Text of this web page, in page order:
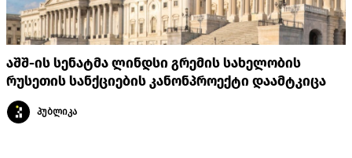
აშშ-ის სენატმა ლინდსი გრემის სახელობის
რუსეთის სანქციების კანონპროექტი დაამტკიცა
პუბლიკა